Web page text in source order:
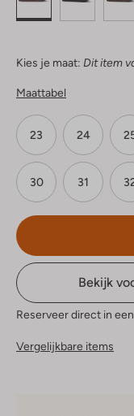
Kies je maat: Dit item
Maattabel
23 24
30 31
Bekijk
Reserveer direct in
Vergelijkbare items